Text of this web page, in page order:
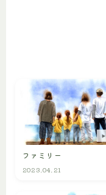
ファミリー
2023.04.21